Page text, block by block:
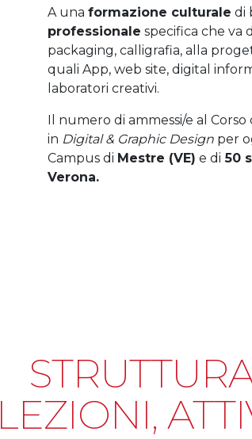
A unaformazione culturale di
professionale specifica che va
packaging, calligrafia, alla
quali App, web site, digital
laboratori creativi.
Il numero di ammessi/e al
in Digital & Graphic Design per
Campus di Mestre (VE) e di 50
Verona.
LEZIONI,